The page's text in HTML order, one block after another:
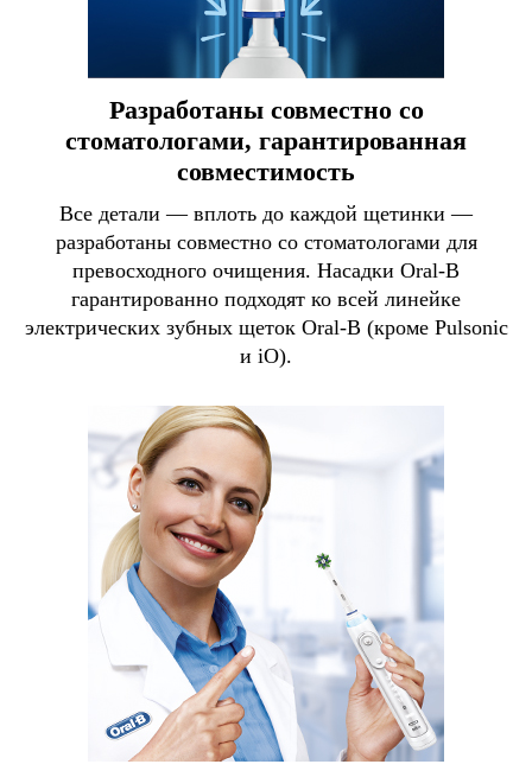
Разработаны совместно со
стоматологами, гарантированная
совместимость
Все детали — вплоть до каждой щетинки —
разработаны совместно со стоматологами для
превосходного очищения. Насадки Oral-B
гарантированно подходят ко всей линейке
электрических зубных щеток Oral-B (кроме Pulsonic
и iO).